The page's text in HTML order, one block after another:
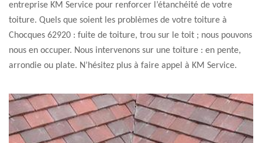
entreprise KM Service pour renforcer l’étanchéité de votre
toiture. Quels que soient les problèmes de votre toiture à
Chocques 62920 : fuite de toiture, trou sur le toit ; nous pouvons
nous en occuper. Nous intervenons sur une toiture : en pente,
arrondie ou plate. N’hésitez plus à faire appel à KM Service.